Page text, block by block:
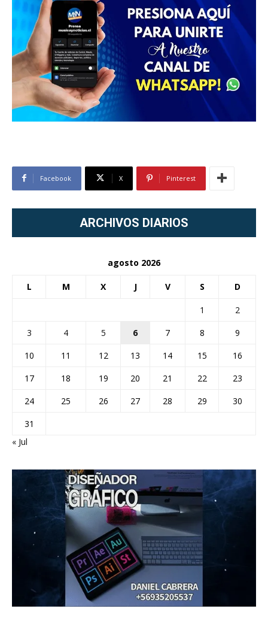
Facebook X Pinterest
ARCHIVOS DIARIOS
agosto 2026
L M X J V S D
1
2
3
4 5 6 7 8
9
10
11 12 13 14 15
16
17
18 19 20 21 22
23
24
25 26 27 28 29
30
31
« Jul